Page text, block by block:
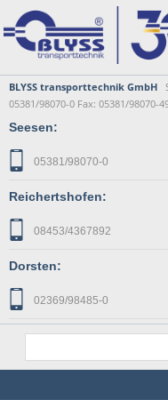
BLYSS transporttechnik GmbH
05381/98070-0 Fax: 05381/98070-
Seesen:
05381/98070-0
Reichertshofen:
08453/4367892
Dorsten:
02369/98485-0